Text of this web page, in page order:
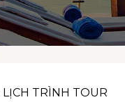
LỊCH TRÌNH TOUR